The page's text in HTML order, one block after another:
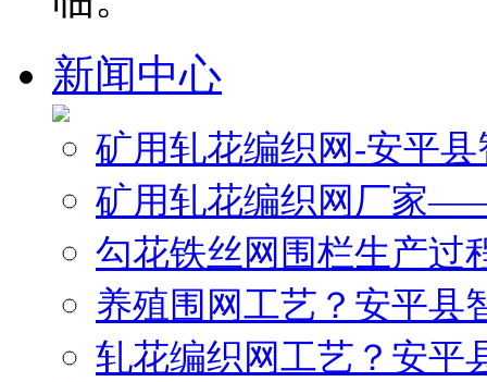
新闻中心
矿用轧花编织网-安平
矿用轧花编织网厂家
勾花铁丝网围栏生产过
养殖围网工艺？安平县
轧花编织网工艺？安平